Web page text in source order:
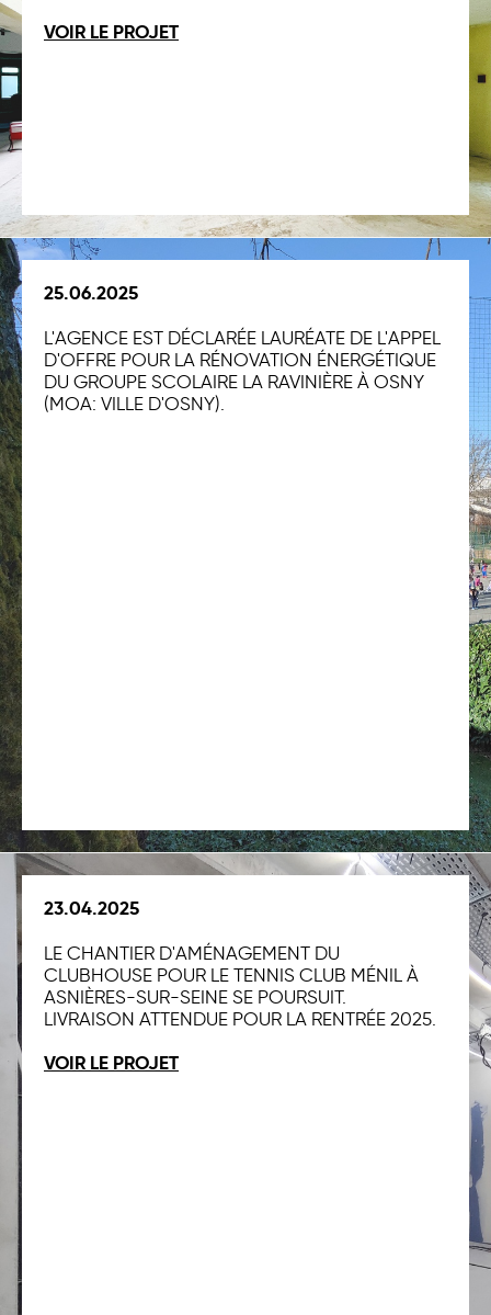
VOIR LE PROJET
25.06.2025
L'AGENCE EST DÉCLARÉE LAURÉATE DE L'APPEL
D'OFFRE POUR LA RÉNOVATION ÉNERGÉTIQUE
DU GROUPE SCOLAIRE LA RAVINIÈRE À OSNY
(MOA: VILLE D'OSNY).
23.04.2025
LE CHANTIER D'AMÉNAGEMENT DU
CLUBHOUSE POUR LE TENNIS CLUB MÉNIL À
ASNIÈRES-SUR-SEINE SE POURSUIT.
LIVRAISON ATTENDUE POUR LA RENTRÉE 2025.
VOIR LE PROJET